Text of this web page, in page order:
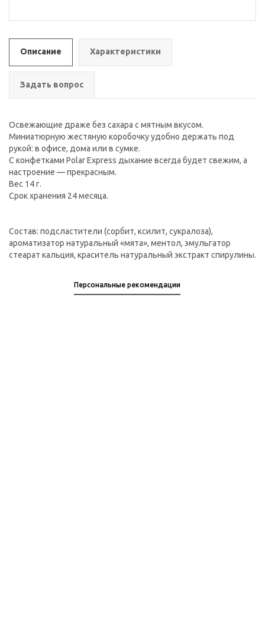
Описание Характеристики
Задать вопрос
Освежающие драже без сахара с мятным вкусом.
Миниатюрную жестяную коробочку удобно держать под
рукой: в офисе, дома или в сумке.
С конфетками Polar Express дыхание всегда будет свежим, а
настроение — прекрасным.
Вес 14 г.
Срок хранения 24 месяца.
Состав: подсластители (сорбит, ксилит, сукралоза),
ароматизатор натуральный «мята», ментол, эмульгатор
стеарат кальция, краситель натуральный экстракт спирулины.
Персональные рекомендации